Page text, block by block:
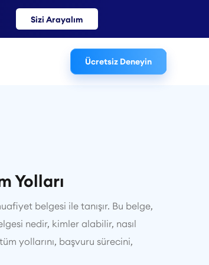
Sizi Arayalım
Ücretsiz Deneyin
Yolları
belgesi ile tanışır. Bu belge,
nedir, kimler alabilir, nasıl
yollarını, başvuru sürecini,